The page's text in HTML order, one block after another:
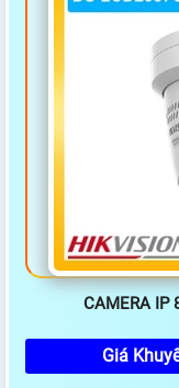
CAMERA IP
Giá